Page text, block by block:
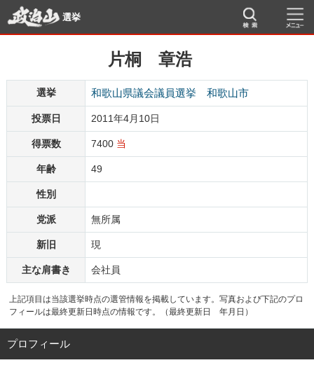
選挙
片桐 章浩
選挙 和歌山県議会議員選挙 和歌山市
投票日 2011年4月10日
得票数 7400 当
年齢 49
性別
党派 無所属
新旧 現
主な肩書き 会社員
上記項目は当該選挙時点の選管情報を掲載しています。写真および下記のプロ
フィールは最終更新日時点の情報です。（最終更新日 年月日）
プロフィール